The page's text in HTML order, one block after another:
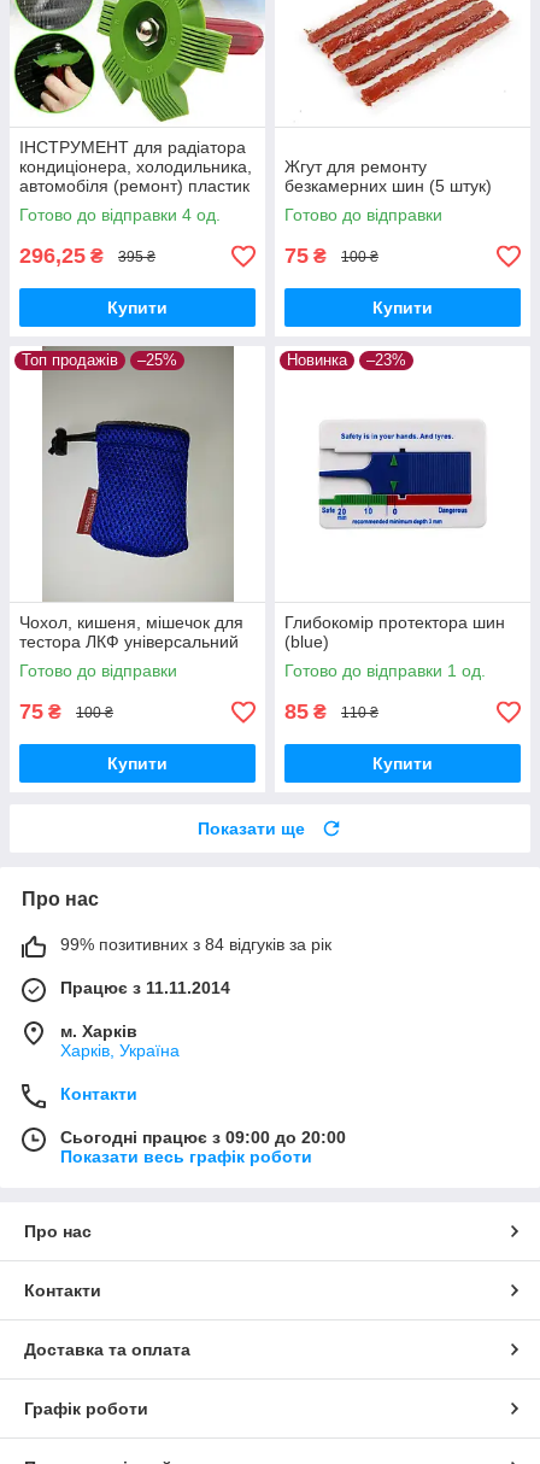
ІНСТРУМЕНТ для радіатора
кондиціонера, холодильника,
автомобіля (ремонт) пластик
Готово до відправки 4 од.
296,25 ₴ 395 ₴
Купити
Жгут для ремонту
безкамерних шин (5 штук)
Готово до відправки
75 ₴ 100 ₴
Купити
Топ продажів –25%
Чохол, кишеня, мішечок для
тестора ЛКФ універсальний
Готово до відправки
75 ₴ 100 ₴
Купити
Новинка –23%
Глибокомір протектора шин
(blue)
Готово до відправки 1 од.
85 ₴ 110 ₴
Купити
Показати ще
Про нас
99% позитивних з 84 відгуків за рік
Працює з 11.11.2014
м. Харків
Харків, Україна
Контакти
Сьогодні працює з 09:00 до 20:00
Показати весь графік роботи
Про нас
Контакти
Доставка та оплата
Графік роботи